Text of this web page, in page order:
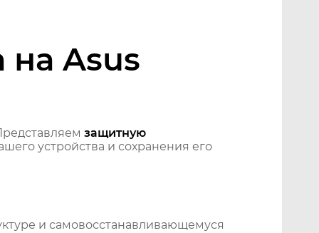
Asus
защитную
устройства и сохранения его
и самовосстанавливающемуся